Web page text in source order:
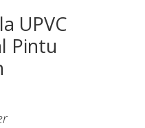
UPVC
Pintu